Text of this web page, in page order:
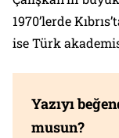
1970’lerde
ise Türk
Yazıyı
musun?